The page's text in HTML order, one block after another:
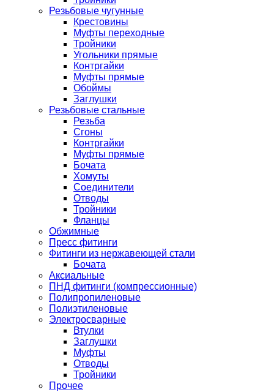
Резьбовые чугунные
Крестовины
Муфты переходные
Тройники
Угольники прямые
Контргайки
Муфты прямые
Обоймы
Заглушки
Резьбовые стальные
Резьба
Сгоны
Контргайки
Муфты прямые
Бочата
Хомуты
Соединители
Отводы
Тройники
Фланцы
Обжимные
Пресс фитинги
Фитинги из нержавеющей стали
Бочата
Аксиальные
ПНД фитинги (компрессионные)
Полипропиленовые
Полиэтиленовые
Электросварные
Втулки
Заглушки
Муфты
Отводы
Тройники
Прочее